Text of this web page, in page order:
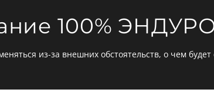
100%
из-за внешних обстоятельств, о чем